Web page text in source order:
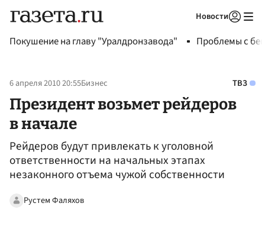
Новости
Покушение на главу "Уралдронзавода" Проблемы с
6 апреля 2010 20:55Бизнес ТВЗ
Президент возьмет рейдеров
в начале
Рейдеров будут привлекать к уголовной
ответственности на начальных этапах
незаконного отъема чужой собственности
Рустем Фаляхов